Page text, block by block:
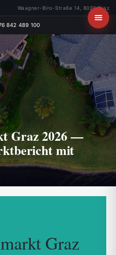
Waagner-Biro-Straße 14, 8020 Graz
842 489 100
Graz 2026 —
mit
Graz